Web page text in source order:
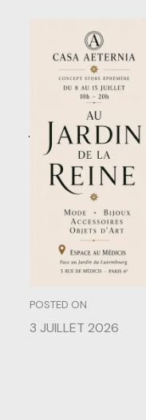
Au Jardin de
Reine – Du
juillet 2026
POSTED ON
3 JUILLET 2026